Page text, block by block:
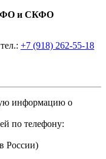
ЮФО и СКФО
+7 (918) 262-55-18
информацию о
по телефону:
России)